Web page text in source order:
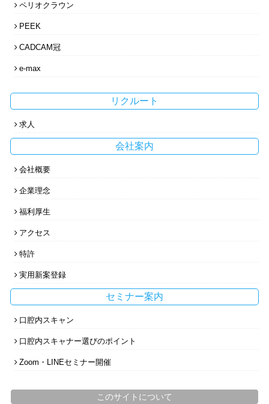
ペリオクラウン
PEEK
CADCAM冠
e-max
リクルート
求人
会社案内
会社概要
企業理念
福利厚生
アクセス
特許
実用新案登録
セミナー案内
口腔内スキャン
口腔内スキャナー選びのポイント
Zoom・LINEセミナー開催
このサイトについて